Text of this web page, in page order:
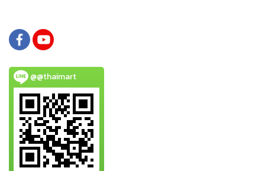
@@thaimart